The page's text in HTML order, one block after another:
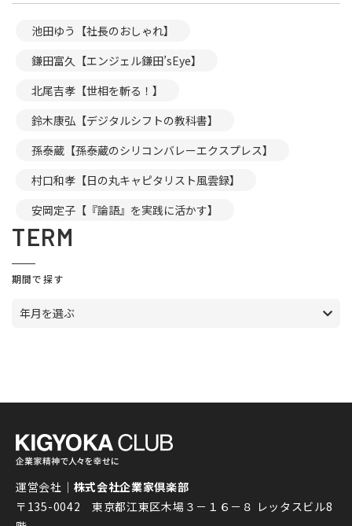
池田ゆう【社長のおしゃれ】
鎌田富久【エンジェル鎌田’sEye】
北尾吉孝【世相を斬る！】
鈴木康弘【デジタルシフトの教科書】
孫泰蔵【孫泰蔵のシリコンバレーエクスプレス】
村口和孝【日の丸キャピタリスト風雲録】
安岡定子【『論語』を実践に活かす】
TERM
期間で探す
年月を選ぶ
運営会社｜ 株式会社企業家倶楽部
〒135-0042 東京都江東区木場３－１６－８ レッタスビル8